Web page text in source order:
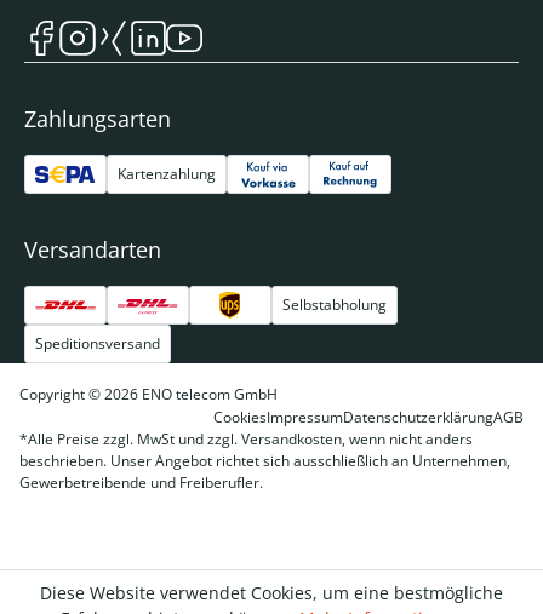
Zahlungsarten
Kartenzahlung
Versandarten
Selbstabholung
Speditionsversand
Copyright © 2026 ENO telecom GmbH
CookiesImpressumDatenschutzerklärungAGB
*Alle Preise zzgl. MwSt und zzgl. Versandkosten, wenn nicht anders
beschrieben. Unser Angebot richtet sich ausschließlich an Unternehmen,
Gewerbetreibende und Freiberufler.
Diese Website verwendet Cookies, um eine bestmögliche